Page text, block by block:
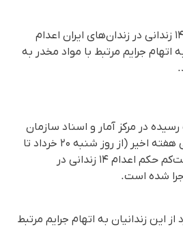
طی هفته اخیر دست‌کم ۱۴ زندانی در زندان‌های ایران اعدام
از آنها به اتهام جرایم مرتبط با مواد مخدر به
رسیده در مرکز آمار و اسناد سازمان
حقوق بشری هه‌نگاو، طی هفته اخیر (از روز شنبه ۲۰ خرداد تا
پنج‌شنبه ۲۵ خرداد ) دست‌کم حکم اعدام ۱۴ زندانی در
شده است.
این گزارش ۸ مورد از این زندانیان به اتهام جرایم مرتبط